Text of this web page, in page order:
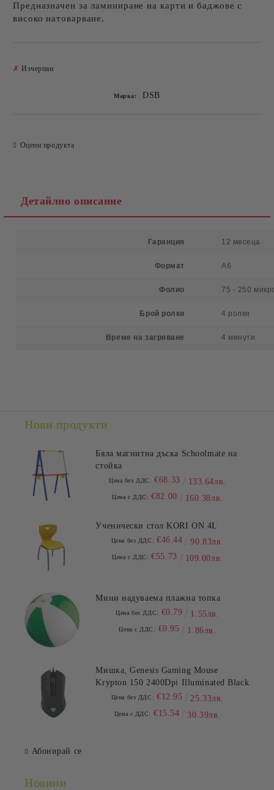
Предназначен за ламиниране на карти и баджове с
високо натоварване.
✗ Изчерпан
Марка: DSB
Оцени продукта
Детайлно описание
Гаранция 12 месеца
Формат А6
Фолио 75 - 250
Брой ролки 4 ролки
Време на загряване 4 минути
Нови продукти
Бяла магнитна дъска Schoolmate на
стойка
Цена без ДДС: €68.33 133.64лв.
Цена с ДДС: €82.00 160.38лв.
Ученически стол KORI ON 4L
Цена без ДДС: €46.44 90.83лв.
Цена с ДДС: €55.73 109.00лв.
Мини надуваема плажна топка
Цена без ДДС: €0.79 1.55лв.
Цена с ДДС: €0.95 1.86лв.
Мишка, Genesis Gaming Mouse
Krypton 150 2400Dpi Illuminated Black
Цена без ДДС: €12.95 25.33лв.
Цена с ДДС: €15.54 30.39лв.
Абонирай се
Новини